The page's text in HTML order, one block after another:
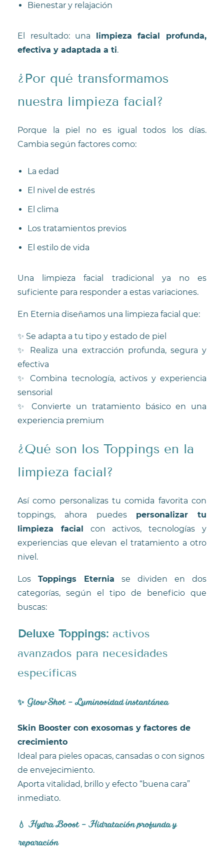
Bienestar y relajación
El resultado: una limpieza facial profunda,
efectiva y adaptada a ti.
¿Por qué transformamos
nuestra limpieza facial?
Porque la piel no es igual todos los días.
Cambia según factores como:
La edad
El nivel de estrés
El clima
Los tratamientos previos
El estilo de vida
Una limpieza facial tradicional ya no es
suficiente para responder a estas variaciones.
En Eternia diseñamos una limpieza facial que:
✨ Se adapta a tu tipo y estado de piel
✨ Realiza una extracción profunda, segura y
efectiva
✨ Combina tecnología, activos y experiencia
sensorial
✨ Convierte un tratamiento básico en una
experiencia premium
¿Qué son los Toppings en la
limpieza facial?
Así como personalizas tu comida favorita con
toppings, ahora puedes personalizar tu
limpieza facial con activos, tecnologías y
experiencias que elevan el tratamiento a otro
nivel.
Los Toppings Eternia se dividen en dos
categorías, según el tipo de beneficio que
buscas:
Deluxe Toppings: activos
avanzados para necesidades
específicas
✨ Glow Shot – Luminosidad instantánea
Skin Booster con exosomas y factores de
crecimiento
Ideal para pieles opacas, cansadas o con signos
de envejecimiento.
Aporta vitalidad, brillo y efecto “buena cara”
inmediato.
💧 Hydra Boost – Hidratación profunda y
reparación